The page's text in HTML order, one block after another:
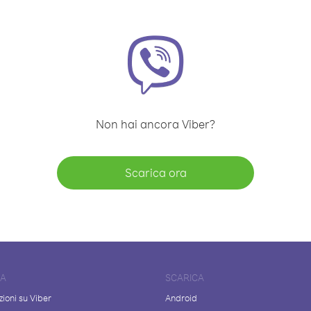
Non hai ancora Viber?
Scarica ora
su Viber
SCARICA
Android